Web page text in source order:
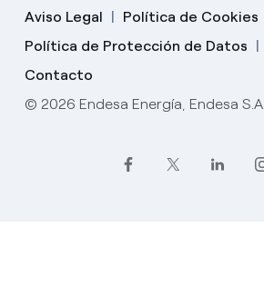
Aviso Legal
Política de Cookies
Política de Protección de Datos
Contacto
© 2026 Endesa Energía, Endesa S.A.